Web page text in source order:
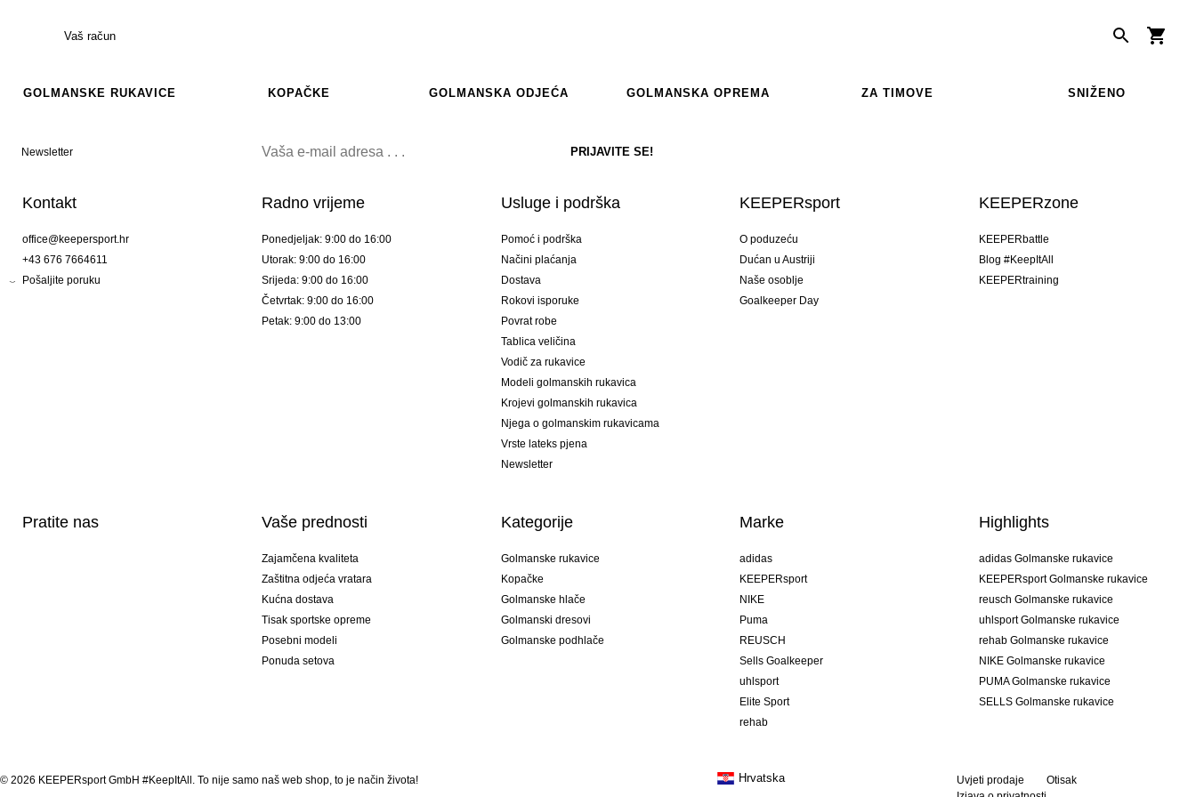
Vaš račun
GOLMANSKE RUKAVICE KOPAČKE GOLMANSKA ODJEĆA GOLMANSKA OPREMA ZA TIMOVE SNIŽENO
Newsletter
Kontakt
office@keepersport.hr
+43 676 7664611
Pošaljite poruku
Radno vrijeme
Ponedjeljak: 9:00 do 16:00
Utorak: 9:00 do 16:00
Srijeda: 9:00 do 16:00
Četvrtak: 9:00 do 16:00
Petak: 9:00 do 13:00
Usluge i podrška
Pomoć i podrška
Načini plaćanja
Dostava
Rokovi isporuke
Povrat robe
Tablica veličina
Vodič za rukavice
Modeli golmanskih rukavica
Krojevi golmanskih rukavica
Njega o golmanskim rukavicama
Vrste lateks pjena
Newsletter
KEEPERsport
O poduzeću
Dućan u Austriji
Naše osoblje
Goalkeeper Day
KEEPERzone
KEEPERbattle
Blog #KeepItAll
KEEPERtraining
Pratite nas Vaše prednosti
Zajamčena kvaliteta
Zaštitna odjeća vratara
Kućna dostava
Tisak sportske opreme
Posebni modeli
Ponuda setova
Kategorije
Golmanske rukavice
Kopačke
Golmanske hlače
Golmanski dresovi
Golmanske podhlače
Marke
adidas
KEEPERsport
NIKE
Puma
REUSCH
Sells Goalkeeper
uhlsport
Elite Sport
rehab
Highlights
adidas Golmanske rukavice
KEEPERsport Golmanske rukavice
reusch Golmanske rukavice
uhlsport Golmanske rukavice
rehab Golmanske rukavice
NIKE Golmanske rukavice
PUMA Golmanske rukavice
SELLS Golmanske rukavice
© 2026 KEEPERsport GmbH #KeepItAll. To nije samo naš web shop, to je način života! Uvjeti prodaje
Otisak
Hrvatska